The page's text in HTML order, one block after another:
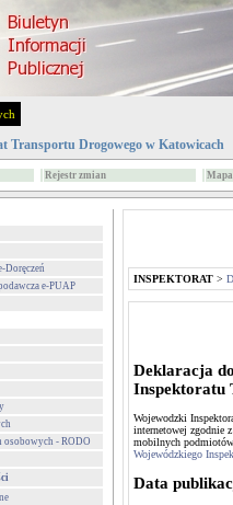
Transportu Drogowego w Katowicach
Rejestr zmian
Doręczeń
e-PUAP
osobowych - RODO
INSPEKTORAT >
Deklaracja
Inspektoratu
Wojewodzki
internetowej zgodnie
mobilnych
Wojewódzkiego
Data